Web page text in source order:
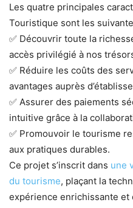
Les quatre principales
Touristique sont les
✅ Découvrir toute la
accès privilégié à nos
✅ Réduire les coûts des
avantages auprès
✅ Assurer des paiements
intuitive grâce à la
✅ Promouvoir le tourisme
aux pratiques durables.
Ce projet s’inscrit dans une
du tourisme, plaçant la
expérience enrichissante et